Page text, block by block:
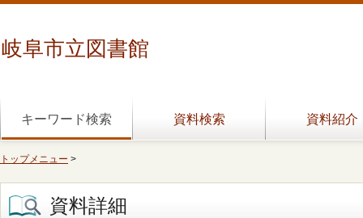
岐阜市立図書館
キーワード検索 資料検索 資料紹介
トップメニュー >
資料詳細